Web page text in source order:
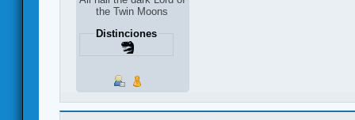
the Twin Moons
Distinciones